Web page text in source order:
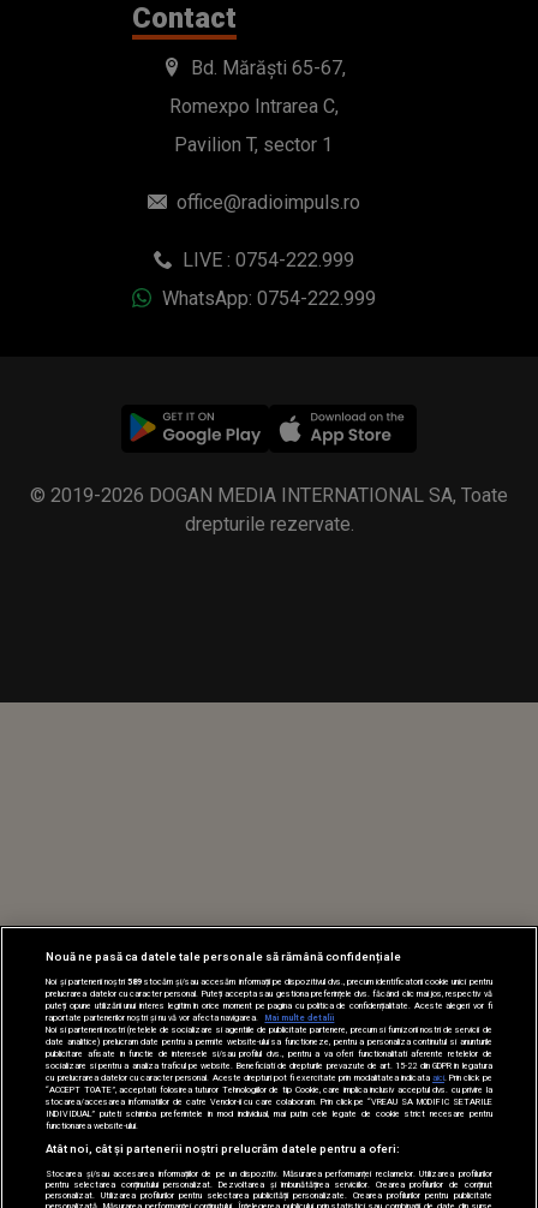
Contact
Bd. Mărăști 65-67,
Romexpo Intrarea C,
Pavilion T, sector 1
office@radioimpuls.ro
LIVE : 0754-222.999
WhatsApp: 0754-222.999
© 2019-2026 DOGAN MEDIA INTERNATIONAL SA, Toate
drepturile rezervate.
Nouă ne pasă ca datele tale personale să rămână confidențiale
Noi și partenerii noștri589stocăm și/sau accesăm informații pe dispozitivul dvs., precum identificatorii cookie unici pentru
prelucrarea datelor cu caracter personal. Puteți accepta sau gestiona preferințele dvs. făcând clic mai jos, respectiv vă
puteți opune utilizării unui interes legitim în orice moment pe pagina cu politica de confidențialitate. Aceste alegeri vor fi
raportate partenerilor noștri și nu vă vor afecta navigarea.
Mai multe detalii
Noi si partenerii nostri (retelele de socializare si agentiile de publicitate partenere, precum si furnizorii nostri de servicii de
date analitice) prelucram date pentru a permite website-ului sa functioneze, pentru a personaliza continutul si anunturile
publicitare afisate in functie de interesele si/sau profilul dvs., pentru a va oferi functionalitati aferente retelelor de
socializare si pentru a analiza traficul pe website. Beneficiati de drepturile prevazute de art. 15-22 din GDPR in legatura
cu prelucrarea datelor cu caracter personal. Aceste drepturi pot fi exercitate prin modalitatea indicataaici . Prin click pe
“ACCEPT TOATE”, acceptati folosirea tuturor Tehnologiilor de tip Cookie, care implica inclusiv acceptul dvs. cu privire la
stocarea/accesarea informatiilor de catre Vendor-ii cu care colaboram. Prin click pe “VREAU SA MODIFIC SETARILE
INDIVIDUAL” puteti schimba preferintele in mod individual, mai putin cele legate de cookie strict necesare pentru
functionarea website-ului.
Atât noi, cât și partenerii noștri prelucrăm datele pentru a oferi:
Stocarea și/sau accesarea informațiilor de pe un dispozitiv. Măsurarea performanței reclamelor. Utilizarea profilurilor
pentru selectarea conținutului personalizat. Dezvoltarea și îmbunătățirea serviciilor. Crearea profilurilor de conținut
personalizat. Utilizarea profilurilor pentru selectarea publicității personalizate. Crearea profilurilor pentru publicitate